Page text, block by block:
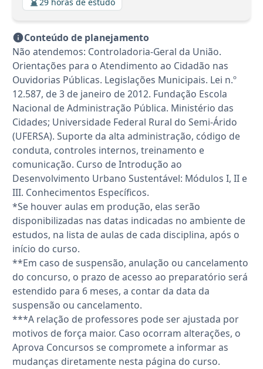
Conteúdo de planejamento
Não atendemos: Controladoria-Geral da União.
Orientações para o Atendimento ao Cidadão nas
Ouvidorias Públicas. Legislações Municipais. Lei n.º
12.587, de 3 de janeiro de 2012. Fundação Escola
Nacional de Administração Pública. Ministério das
Cidades; Universidade Federal Rural do Semi-Árido
(UFERSA). Suporte da alta administração, código de
conduta, controles internos, treinamento e
comunicação. Curso de Introdução ao
Desenvolvimento Urbano Sustentável: Módulos I, II e
III. Conhecimentos Específicos.
*Se houver aulas em produção, elas serão
disponibilizadas nas datas indicadas no ambiente de
estudos, na lista de aulas de cada disciplina, após o
início do curso.
**Em caso de suspensão, anulação ou cancelamento
do concurso, o prazo de acesso ao preparatório será
estendido para 6 meses, a contar da data da
suspensão ou cancelamento.
***A relação de professores pode ser ajustada por
motivos de força maior. Caso ocorram alterações, o
Aprova Concursos se compromete a informar as
mudanças diretamente nesta página do curso.